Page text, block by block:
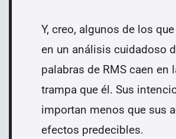
Y, creo, algunos de los
en un análisis cuidadoso
palabras de RMS caen en
trampa que él. Sus
importan menos que sus
efectos predecibles.